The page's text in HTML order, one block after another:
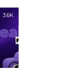
3.6K